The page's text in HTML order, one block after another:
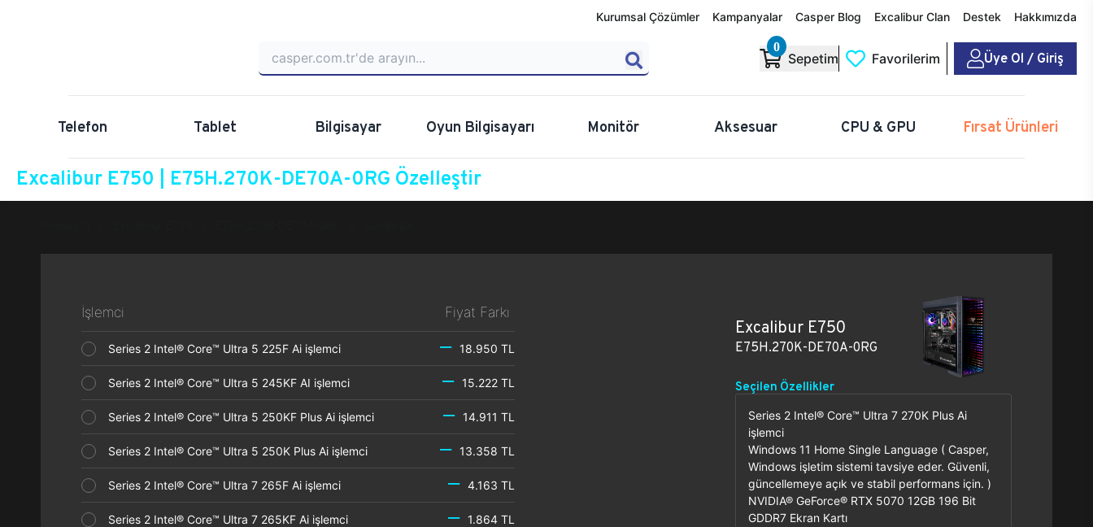
Kurumsal Çözümler Kampanyalar Casper Blog Excalibur Clan Destek Hakkımızda
0
Sepetim Favorilerim Üye Ol / Giriş
Telefon Tablet Bilgisayar Oyun Bilgisayarı Monitör Aksesuar CPU & GPU Fırsat Ürünleri
Excalibur E750 | E75H.270K-DE70A-0RG Özelleştir
İşlemci Fiyat Farkı
Series 2 Intel® Core™ Ultra 5 225F Ai işlemci 18.950 TL
Series 2 Intel® Core™ Ultra 5 245KF AI işlemci 15.222 TL
Series 2 Intel® Core™ Ultra 5 250KF Plus Ai işlemci 14.911 TL
Series 2 Intel® Core™ Ultra 5 250K Plus Ai işlemci 13.358 TL
Series 2 Intel® Core™ Ultra 7 265F Ai işlemci 4.163 TL
Series 2 Intel® Core™ Ultra 7 265KF Ai işlemci 1.864 TL
Excalibur E750
E75H.270K-DE70A-0RG
Seçilen Özellikler
Series 2 Intel® Core™ Ultra 7 270K Plus Ai
işlemci
Windows 11 Home Single Language ( Casper,
Windows işletim sistemi tavsiye eder. Güvenli,
güncellemeye açık ve stabil performans için. )
NVIDIA® GeForce® RTX 5070 12GB 196 Bit
GDDR7 Ekran Kartı